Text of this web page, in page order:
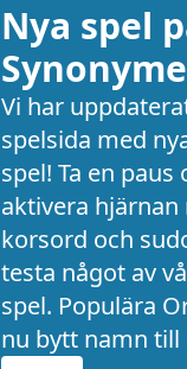
Nya spel
Vi har
spelsida med
spel! Ta en paus
aktivera hjärnan
korsord och
testa något av
spel. Populära
nu bytt namn till